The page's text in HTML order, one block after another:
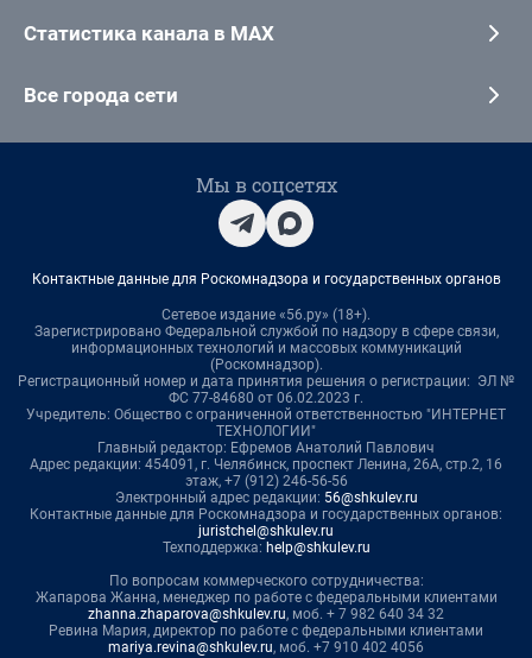
Статистика канала в MAX
Все города сети
Мы в соцсетях
Контактные данные для Роскомнадзора и государственных органов
Сетевое издание «56.ру» (18+).
Зарегистрировано Федеральной службой по надзору в сфере связи,
информационных технологий и массовых коммуникаций
(Роскомнадзор).
Регистрационный номер и дата принятия решения о регистрации: ЭЛ №
ФС 77-84680 от 06.02.2023 г.
Учредитель: Общество с ограниченной ответственностью "ИНТЕРНЕТ
ТЕХНОЛОГИИ"
Главный редактор: Ефремов Анатолий Павлович
Адрес редакции: 454091, г. Челябинск, проспект Ленина, 26А, стр.2, 16
этаж, +7 (912) 246-56-56
Электронный адрес редакции: 56@shkulev.ru
Контактные данные для Роскомнадзора и государственных органов:
juristchel@shkulev.ru
Техподдержка: help@shkulev.ru
По вопросам коммерческого сотрудничества:
Жапарова Жанна, менеджер по работе с федеральными клиентами
zhanna.zhaparova@shkulev.ru, моб. + 7 982 640 34 32
Ревина Мария, директор по работе с федеральными клиентами
mariya.revina@shkulev.ru, моб. +7 910 402 4056